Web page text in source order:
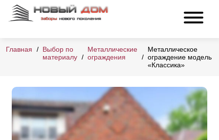
Главная
Выбор по
материалу
Металлические
ограждения
Металлическое
ограждение модель
«Классика»